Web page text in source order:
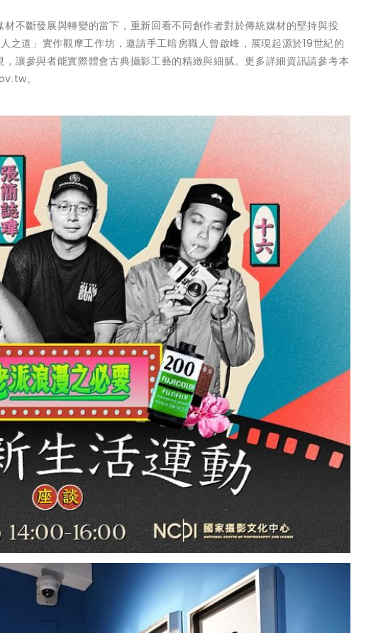
不斷發展與轉變的當下，重新回看不同創作者對於傳統媒材的堅持與投
之道」實作觀摩工作坊，邀請手工暗房職人曾啟峰，展現起源於19世紀的
讓參與者能實際體會古典攝影工藝的精緻與細膩。更多詳細資訊請參考本
。